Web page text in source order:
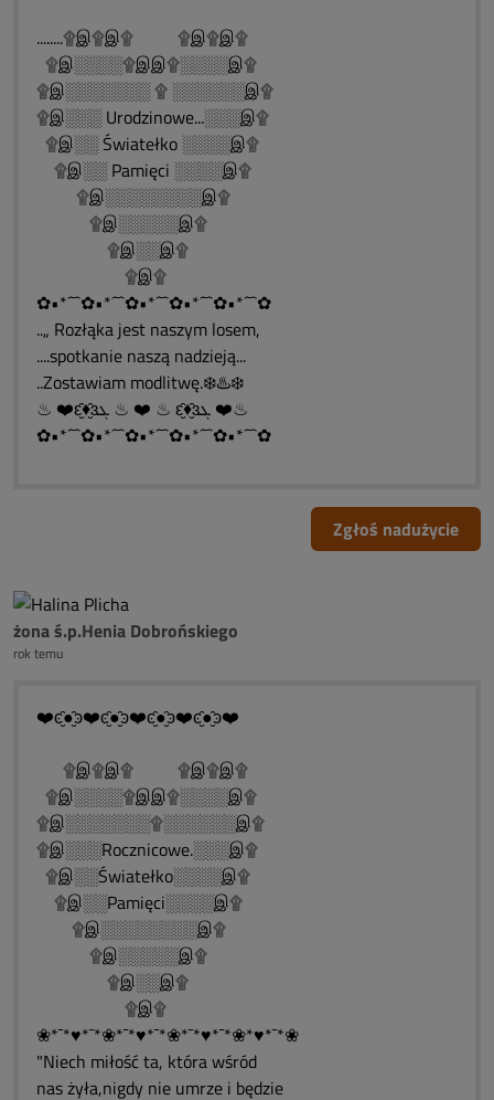
........۩இ۩இ۩ ۩இ۩இ۩
۩இ░░░░۩இஇ۩░░░░இ۩
۩இ░░░░░░░ ۩ ░░░░░░இ۩
۩இ░░░ Urodzinowe...░░░இ۩
۩இ░░ Światełko ░░░░இ۩
۩இ░░ Pamięci ░░░░இ۩
۩இ░░░░░░░░இ۩
۩இ░░░░░இ۩
۩இ░░இ۩
۩இ۩
✿•*´¯`✿•*´¯`✿•*´¯`✿•*´¯`✿•*´¯`✿
..„ Rozłąka jest naszym losem,
....spotkanie naszą nadzieją...
..Zostawiam modlitwę.❄️♨️❄️
♨ ❤️ԑ̮̑♦̮̑ɜܓ ♨ ❤️ ♨ ԑ̮̑♦̮̑ɜܓ ❤️♨
✿•*´¯`✿•*´¯`✿•*´¯`✿•*´¯`✿•*´¯`✿
Zgłoś nadużycie
żona ś.p.Henia Dobrońskiego
rok temu
❤️ͼ̮̑●̮̑ͽ❤️ͼ̮̑●̮̑ͽ❤️ͼ̮̑●̮̑ͽ❤️ͼ̮̑●̮̑ͽ❤️
۩இ۩இ۩ ۩இ۩இ۩
۩இ░░░░۩இஇ۩░░░░இ۩
۩இ░░░░░░░۩░░░░░░இ۩
۩இ░░░Rocznicowe.░░░இ۩
۩இ░░Światełko░░░░இ۩
۩இ░░Pamięci░░░░இ۩
۩இ░░░░░░░░இ۩
۩இ░░░░░இ۩
۩இ░░இ۩
۩இ۩
❀*¯*♥*¯*❀*¯*♥*¯*❀*¯*♥*¯*❀*♥*¯*❀
"Niech miłość ta, która wśród
nas żyła,nigdy nie umrze i będzie